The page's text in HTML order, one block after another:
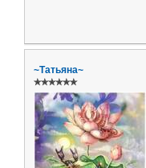
~Татьяна~
✯✯✯✯✯✯